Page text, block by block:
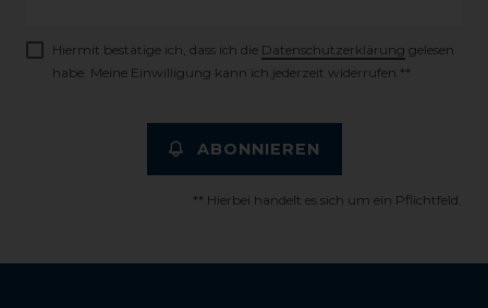
Hiermit bestätige ich, dass ich die Daten­schutz­erklärung gelesen
habe. Meine Einwilligung kann ich jederzeit widerrufen.**
ABONNIEREN
** Hierbei handelt es sich um ein Pflichtfeld.